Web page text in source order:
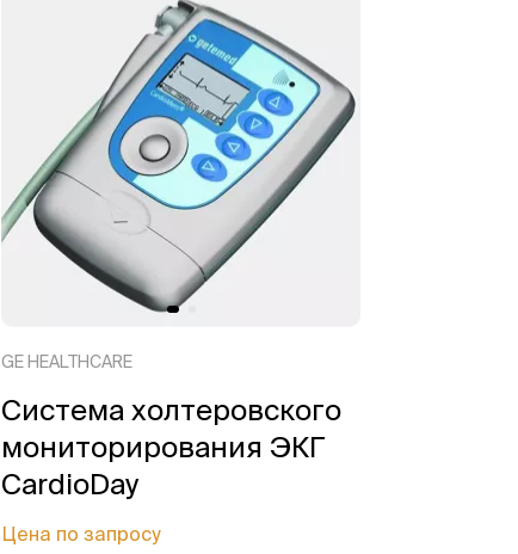
GE HEALTHCARE
Система холтеровского
мониторирования ЭКГ
CardioDay
Цена по запросу